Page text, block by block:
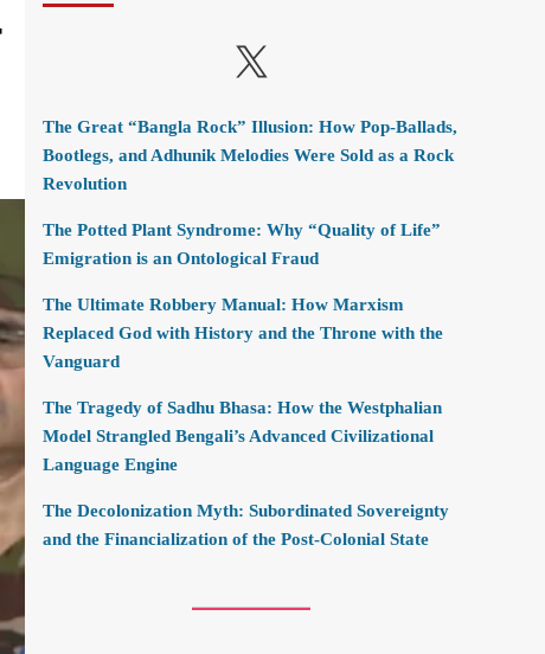
X
The Great “Bangla Rock” Illusion: How Pop-Ballads,
Bootlegs, and Adhunik Melodies Were Sold as a Rock
Revolution
The Potted Plant Syndrome: Why “Quality of Life”
Emigration is an Ontological Fraud
The Ultimate Robbery Manual: How Marxism
Replaced God with History and the Throne with the
Vanguard
The Tragedy of Sadhu Bhasa: How the Westphalian
Model Strangled Bengali’s Advanced Civilizational
Language Engine
The Decolonization Myth: Subordinated Sovereignty
and the Financialization of the Post-Colonial State